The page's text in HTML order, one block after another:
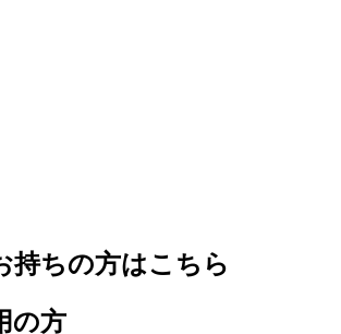
持ちの方はこちら
の方